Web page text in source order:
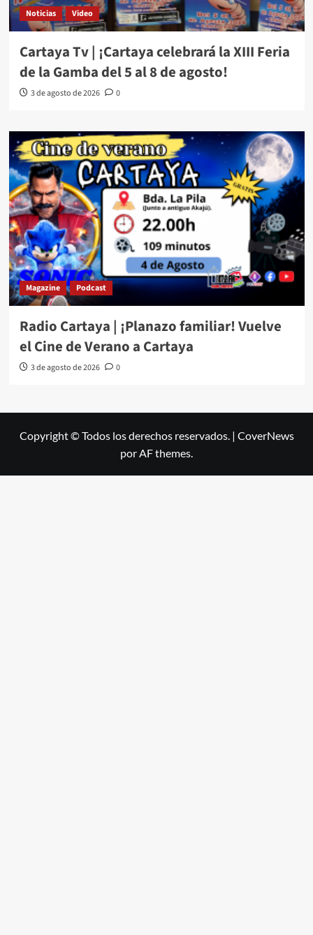
Noticias Video
Cartaya Tv | ¡Cartaya celebrará la XIII Feria
de la Gamba del 5 al 8 de agosto!
3 de agosto de 2026 0
Magazine Podcast
Radio Cartaya | ¡Planazo familiar! Vuelve
el Cine de Verano a Cartaya
3 de agosto de 2026 0
Copyright © Todos los derechos reservados. | CoverNews
por AF themes.